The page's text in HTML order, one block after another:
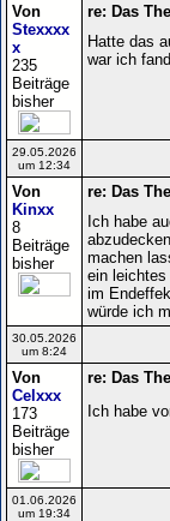
Von
Stexxxx
x
235
Beiträge
bisher
re: Das
Hatte das
war ich
29.05.2026
um 12:34
Von
Kinxx
8
Beiträge
bisher
re: Das
Ich habe
machen
ein leichtes
im
würde ich
30.05.2026
um 8:24
Von
Celxxx
173
Beiträge
bisher
re: Das
Ich habe
01.06.2026
um 19:34